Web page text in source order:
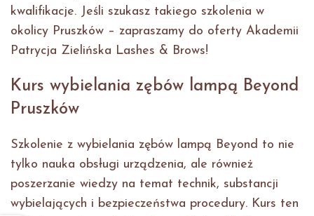
kwalifikacje. Jeśli szukasz takiego szkolenia w
okolicy Pruszków – zapraszamy do oferty Akademii
Patrycja Zielińska Lashes & Brows!
Kurs wybielania zębów lampą Beyond
Pruszków
Szkolenie z wybielania zębów lampą Beyond to nie
tylko nauka obsługi urządzenia, ale również
poszerzanie wiedzy na temat technik, substancji
wybielających i bezpieczeństwa procedury. Kurs ten